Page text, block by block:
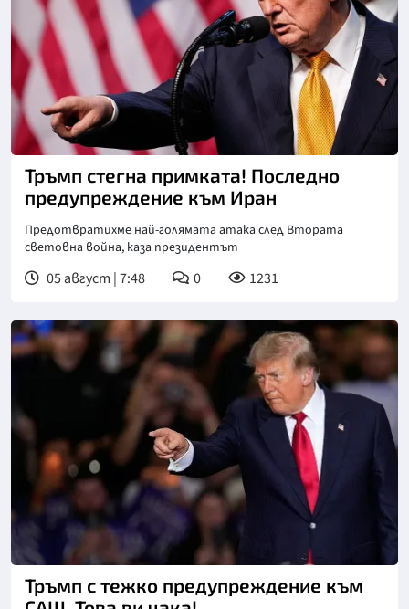
Снимка: Асошиейтед прес
Тръмп стегна примката! Последно
предупреждение към Иран
Предотвратихме най-голямата атака след Втората
световна война, каза президентът
05 август | 7:48 0 1231
Снимка: АП/БТА
Тръмп с тежко предупреждение към